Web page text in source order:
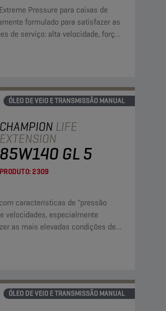
Pressure para caixas de
formulado para satisfazer as
de serviço: alta velocidade, força
ÓLEO DE VEIO E TRANSMISSÃO MANUAL
CHAMPION LIFE
EXTENSION
85W140 GL 5
PRODUTO:2309
características de "pressão
velocidades, especialmente
as mais elevadas condições de
ÓLEO DE VEIO E TRANSMISSÃO MANUAL